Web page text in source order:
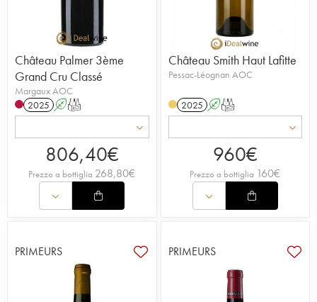
Château Palmer 3ème
Grand Cru Classé
Margaux AOC
2025 AT
806,40€
Prezzo a bottiglia 268,80€
Château Smith Haut Lafitte
Pessac-Léognan AOC
2025 AT
960€
Prezzo a bottiglia 160€
PRIMEURS PRIMEURS